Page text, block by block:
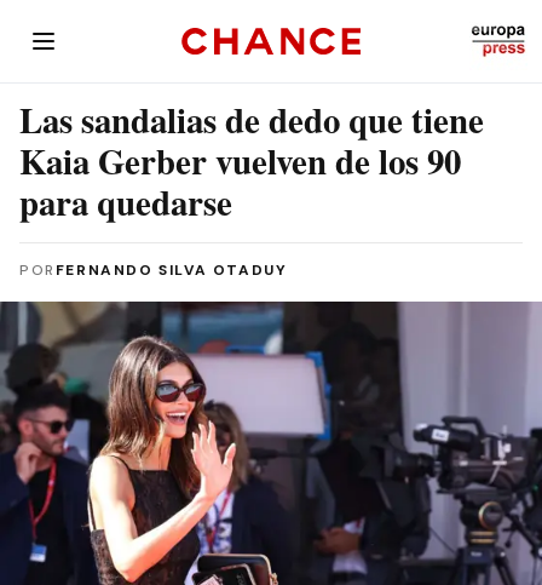
Las sandalias de dedo que tiene
Kaia Gerber vuelven de los 90
para quedarse
POR FERNANDO SILVA OTADUY